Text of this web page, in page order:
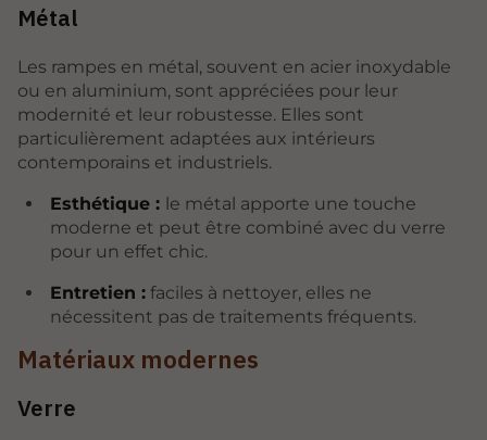
Métal
Les rampes en métal, souvent en acier inoxydable
ou en aluminium, sont appréciées pour leur
modernité et leur robustesse. Elles sont
particulièrement adaptées aux intérieurs
contemporains et industriels.
Esthétique : le métal apporte une touche
moderne et peut être combiné avec du verre
pour un effet chic.
Entretien :faciles à nettoyer, elles ne
nécessitent pas de traitements fréquents.
Matériaux modernes
Verre